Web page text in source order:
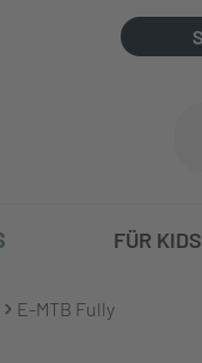
FÜR KIDS
E-MTB Fully